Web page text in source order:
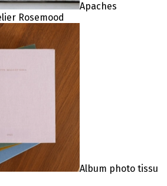
Apaches
Rosemood
Album photo tissu